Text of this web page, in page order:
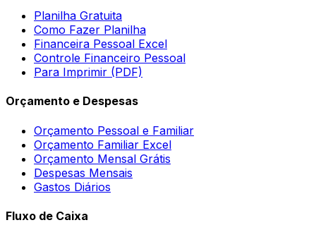
Planilha Gratuita
Como Fazer Planilha
Financeira Pessoal Excel
Controle Financeiro Pessoal
Para Imprimir (PDF)
Orçamento e Despesas
Orçamento Pessoal e Familiar
Orçamento Familiar Excel
Orçamento Mensal Grátis
Despesas Mensais
Gastos Diários
Fluxo de Caixa